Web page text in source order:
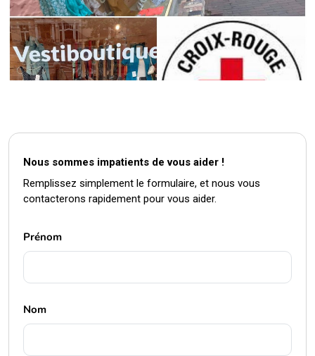
Nous sommes impatients de vous aider !
Remplissez simplement le formulaire, et nous vous
contacterons rapidement pour vous aider.
Prénom
Nom